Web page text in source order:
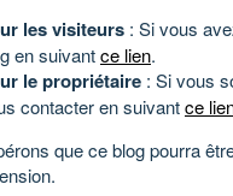
les visiteurs : Si vous
en suivantce lien.
le propriétaire : Si vous
contacter en suivantce
que ce blog pourra